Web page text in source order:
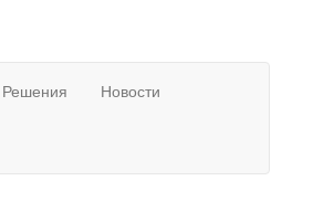
Решения Новости